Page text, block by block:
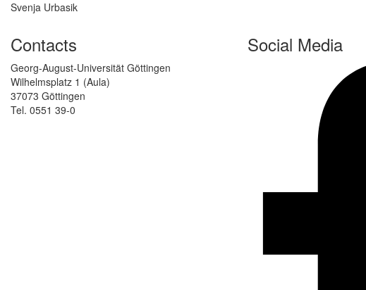
Svenja Urbasik
Contacts
Georg-August-Universität Göttingen
Wilhelmsplatz 1 (Aula)
37073 Göttingen
Tel. 0551 39-0
Social Media